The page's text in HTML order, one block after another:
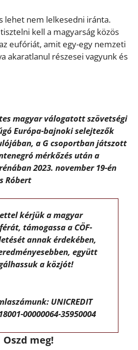
lehet nem lelkesedni iránta.
kell a magyarság közös
eufóriát, amit egy-egy nemzeti
akaratlanul részesei vagyunk és
magyar válogatott szövetségi
Európa-bajnoki selejtezők
a G csoportban játszott
mérkőzés után a
2023. november 19-én
Róbert
kérjük a magyar
támogassa a CÖF-
annak érdekében,
együtt
a közjót!
UNICREDIT
00000064-35950004
Oszd meg!